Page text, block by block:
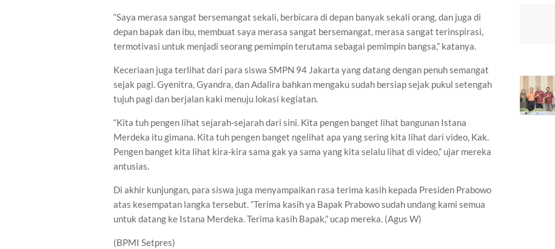
“Saya merasa sangat bersemangat sekali, berbicara di depan banyak sekali orang, dan juga di
depan bapak dan ibu, membuat saya merasa sangat bersemangat, merasa sangat terinspirasi,
termotivasi untuk menjadi seorang pemimpin terutama sebagai pemimpin bangsa,” katanya.
Keceriaan juga terlihat dari para siswa SMPN 94 Jakarta yang datang dengan penuh semangat
sejak pagi. Gyenitra, Gyandra, dan Adalira bahkan mengaku sudah bersiap sejak pukul setengah
tujuh pagi dan berjalan kaki menuju lokasi kegiatan.
“Kita tuh pengen lihat sejarah-sejarah dari sini. Kita pengen banget lihat bangunan Istana
Merdeka itu gimana. Kita tuh pengen banget ngelihat apa yang sering kita lihat dari video, Kak.
Pengen banget kita lihat kira-kira sama gak ya sama yang kita selalu lihat di video,” ujar mereka
antusias.
Di akhir kunjungan, para siswa juga menyampaikan rasa terima kasih kepada Presiden Prabowo
atas kesempatan langka tersebut. “Terima kasih ya Bapak Prabowo sudah undang kami semua
untuk datang ke Istana Merdeka. Terima kasih Bapak,” ucap mereka. (Agus W)
(BPMI Setpres)